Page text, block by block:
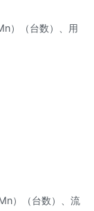
）（台数）、用
）（台数）、流